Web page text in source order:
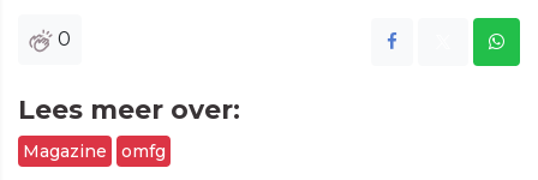
0
Lees meer over:
Magazine omfg